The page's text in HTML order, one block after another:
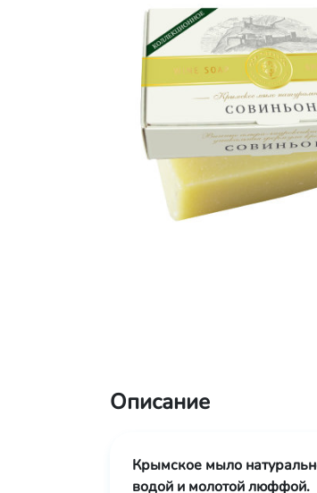
Описание
Крымское мыло
водой и молотой люффой.